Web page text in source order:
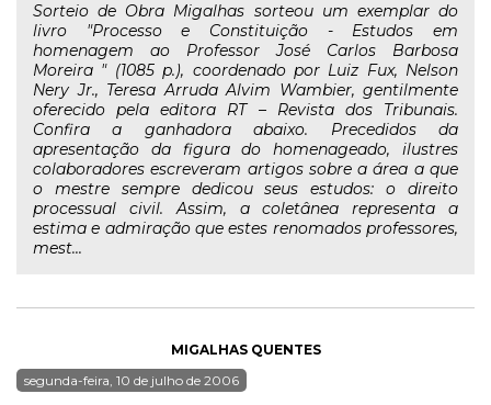
Sorteio de Obra Migalhas sorteou um exemplar do
livro "Processo e Constituição - Estudos em
homenagem ao Professor José Carlos Barbosa
Moreira " (1085 p.), coordenado por Luiz Fux, Nelson
Nery Jr., Teresa Arruda Alvim Wambier, gentilmente
oferecido pela editora RT – Revista dos Tribunais.
Confira a ganhadora abaixo. Precedidos da
apresentação da figura do homenageado, ilustres
colaboradores escreveram artigos sobre a área a que
o mestre sempre dedicou seus estudos: o direito
processual civil. Assim, a coletânea representa a
estima e admiração que estes renomados professores,
mest...
MIGALHAS QUENTES
segunda-feira, 10 de julho de 2006